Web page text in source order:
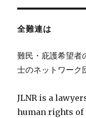
全難連は
難民・庇護希望者
士のネットワーク
JLNR is a
human rights of